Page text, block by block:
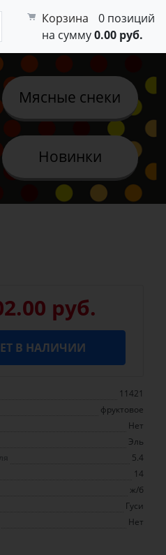
Корзина
0 позиций
на сумму0.00 руб.
Мясные снеки
Новинки
руб.
В НАЛИЧИИ
11421
фруктовое
Нет
Эль
5.4
14
ж/б
Гуси
Нет